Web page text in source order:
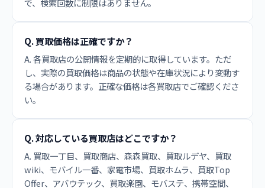
で、検索回数に制限はありません。
Q. 買取価格は正確ですか？
A. 各買取店の公開情報を定期的に取得しています。ただ
し、実際の買取価格は商品の状態や在庫状況により変動す
る場合があります。正確な価格は各買取店でご確認くださ
い。
Q. 対応している買取店はどこですか？
A. 買取一丁目、買取商店、森森買取、買取ルデヤ、買取
wiki、モバイル一番、家電市場、買取ホムラ、買取Top
Offer、アバウテック、買取楽園、モバステ、携帯空間、